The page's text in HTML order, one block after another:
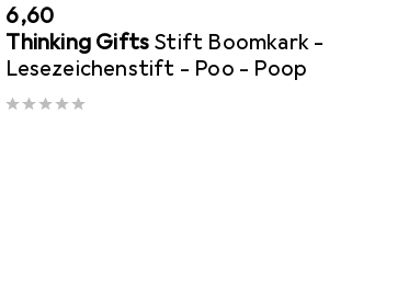
EUR
6,60
Thinking Gifts Stift Boomkark -
Lesezeichenstift - Poo - Poop